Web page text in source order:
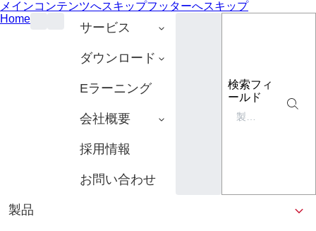
メインコンテンツへスキップフッターへスキップ
Home
サービス
ダウンロード
Eラーニング
会社概要
採用情報
お問い合わせ
検索フィ
ールド
製品